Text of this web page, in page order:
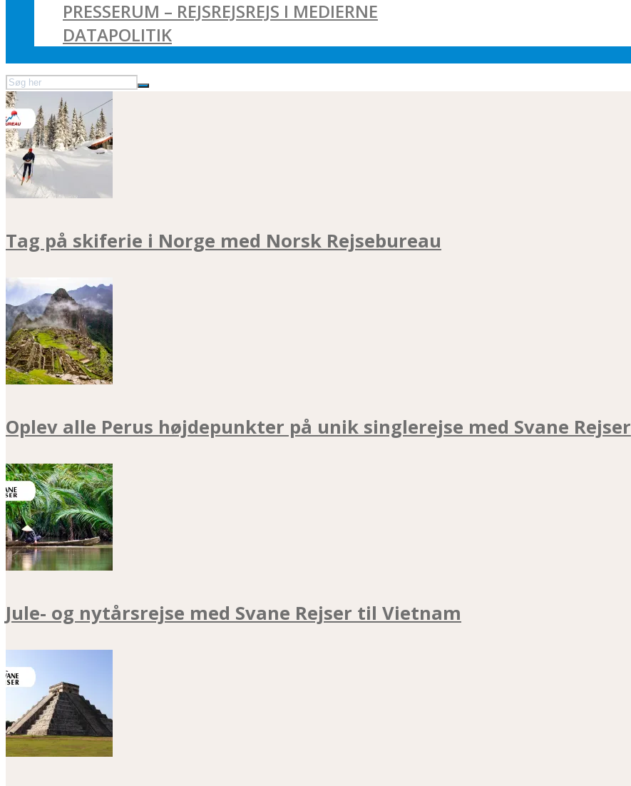
PRESSERUM – REJSREJSREJS I MEDIERNE
DATAPOLITIK
Tag på skiferie i Norge med Norsk Rejsebureau
Oplev alle Perus højdepunkter på unik singlerejse med Svane Rejser
Jule- og nytårsrejse med Svane Rejser til Vietnam